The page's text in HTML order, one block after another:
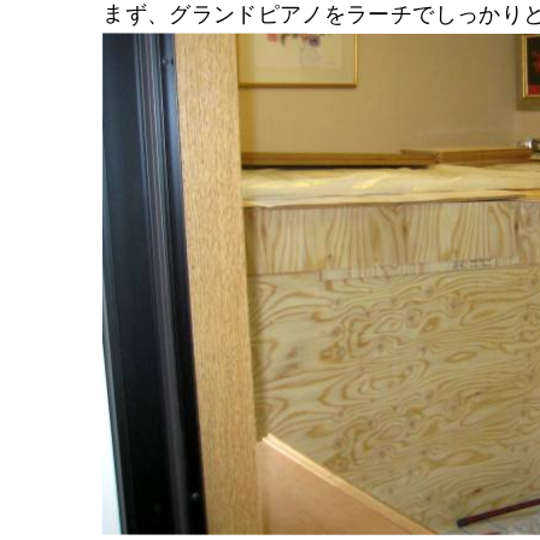
まず、グランドピアノをラーチでしっかり